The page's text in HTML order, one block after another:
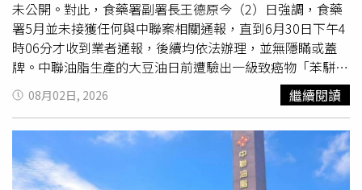
法業者強化食品安全管理制度，透過食品展、市集及品牌行
銷等活動，逐步恢復消費者信心，維護新竹米粉產業的品牌
形象。
未公開。對此，食藥署副署長王德原今（2）日強調，食藥
署5月並未接獲任何與中聯案相關通報，直到6月30日下午4
時06分才收到業者通報，後續均依法辦理，並無隱瞞或蓋
牌。中聯油脂生產的大豆油日前遭驗出一級致癌物「苯駢芘
（BaP）」超標，引爆全台食安風暴。檢調偵辦後，台中地
院重新裁定中聯油脂煉油廠廠長陳明榮羈押禁見，並揭露中
聯早在5月就收到台糖通知311油槽原料油檢驗不合格，但
直到6月底才向主管機關正式通報，也讓外界質疑政府是否
早已掌握資訊卻未對外公布。王德原表示，食藥署是在6月
30日接獲中聯通報後，隔天立即啟動稽查、流向追查、檢驗
08月02日, 2026 繼續閱讀